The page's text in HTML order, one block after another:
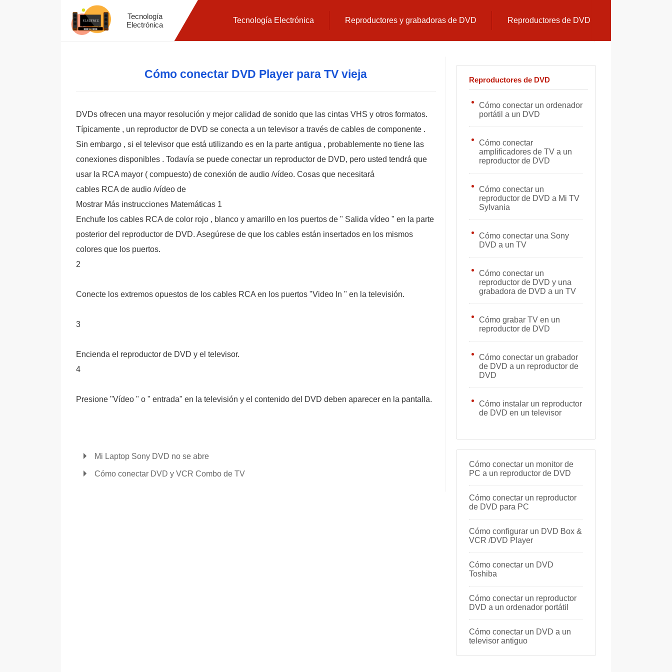
Tecnología
Electrónica
Tecnología Electrónica Reproductores y grabadoras de DVD Reproductores de DVD
Cómo conectar DVD Player para TV vieja
DVDs ofrecen una mayor resolución y mejor calidad de sonido que las cintas VHS y otros formatos.
Típicamente , un reproductor de DVD se conecta a un televisor a través de cables de componente .
Sin embargo , si el televisor que está utilizando es en la parte antigua , probablemente no tiene las
conexiones disponibles . Todavía se puede conectar un reproductor de DVD, pero usted tendrá que
usar la RCA mayor ( compuesto) de conexión de audio /vídeo. Cosas que necesitará
cables RCA de audio /vídeo de
Mostrar Más instrucciones Matemáticas 1
Enchufe los cables RCA de color rojo , blanco y amarillo en los puertos de " Salida vídeo " en la parte
posterior del reproductor de DVD. Asegúrese de que los cables están insertados en los mismos
colores que los puertos.
2
Conecte los extremos opuestos de los cables RCA en los puertos "Video In " en la televisión.
3
Encienda el reproductor de DVD y el televisor.
4
Presione "Vídeo " o " entrada" en la televisión y el contenido del DVD deben aparecer en la pantalla.
Mi Laptop Sony DVD no se abre
Cómo conectar DVD y VCR Combo de TV
Reproductores de DVD
Cómo conectar un ordenador
portátil a un DVD
Cómo conectar
amplificadores de TV a un
reproductor de DVD
Cómo conectar un
reproductor de DVD a Mi TV
Sylvania
Cómo conectar una Sony
DVD a un TV
Cómo conectar un
reproductor de DVD y una
grabadora de DVD a un TV
Cómo grabar TV en un
reproductor de DVD
Cómo conectar un grabador
de DVD a un reproductor de
DVD
Cómo instalar un reproductor
de DVD en un televisor
Cómo conectar un monitor de
PC a un reproductor de DVD
Cómo conectar un reproductor
de DVD para PC
Cómo configurar un DVD Box &
VCR /DVD Player
Cómo conectar un DVD
Toshiba
Cómo conectar un reproductor
DVD a un ordenador portátil
Cómo conectar un DVD a un
televisor antiguo